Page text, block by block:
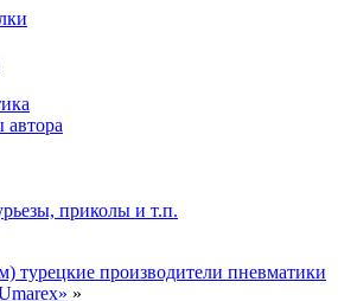
автора
приколы и т.п.
турецкие производители пневматики
»